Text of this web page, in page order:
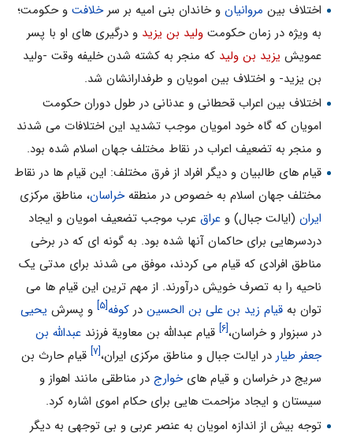
اختلاف بین مروانیانو خاندان بنی امیه بر سرخلافتو حکومت؛
به ویژه در زمان حکومت ولید بن یزید و درگیری های او با پسر
عمویش یزید بن ولید که منجر به کشته شدن خلیفه وقت -ولید
بن یزید- و اختلاف بین امویان و طرفدارانشان شد.
اختلاف بین اعراب قحطانی و عدنانی در طول دوران حکومت
امویان که گاه خود امویان موجب تشدید این اختلافات می شدند
و منجر به تضعیف اعراب در نقاط مختلف جهان اسلام شده بود.
قیام های طالبیان و دیگر افراد از فرق مختلف: این قیام ها در نقاط
مختلف جهان اسلام به خصوص در منطقهخراسان، مناطق مرکزی
ایران(ایالت جبال) و عراقعرب موجب تضعیف امویان و ایجاد
دردسرهایی برای حاکمان آنها شده بود. به گونه ای که در برخی
مناطق افرادی که قیام می کردند، موفق می شدند برای مدتی یک
ناحیه را به تصرف خویش درآورند. از مهم ترین این قیام ها می
توان به قیام زید بن علی بن الحسیندر کوفه[۵] و پسرش یحیی
در سبزوار و خراسان،[۶] قیام عبدالله بن معاویة فرزند عبدالله بن
جعفر طیاردر ایالت جبال و مناطق مرکزی ایران،[۷] قیام حارث بن
سریج در خراسان و قیام هایخوارجدر مناطقی مانند اهواز و
سیستان و ایجاد مزاحمت هایی برای حکام اموی اشاره کرد.
توجه بیش از اندازه امویان به عنصر عربی و بی توجهی به دیگر